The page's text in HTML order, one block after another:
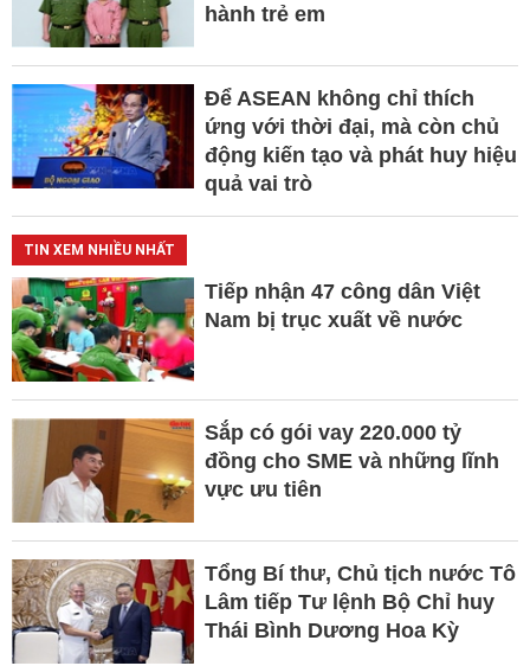
hành trẻ em
Để ASEAN không chỉ thích
ứng với thời đại, mà còn chủ
động kiến tạo và phát huy hiệu
quả vai trò
TIN XEM NHIỀU NHẤT
Tiếp nhận 47 công dân Việt
Nam bị trục xuất về nước
Sắp có gói vay 220.000 tỷ
đồng cho SME và những lĩnh
vực ưu tiên
Tổng Bí thư, Chủ tịch nước Tô
Lâm tiếp Tư lệnh Bộ Chỉ huy
Thái Bình Dương Hoa Kỳ